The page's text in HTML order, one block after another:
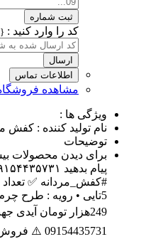
ثبت شماره
کد را وارد کنید : }}
ارسال
اطلاعات تماس
مشاهده
ویژگی ها :
نام تولید کننده :
توضیحات
برای دیدن محصولات
09154435731 ⚠️ فروش به صورت عمده